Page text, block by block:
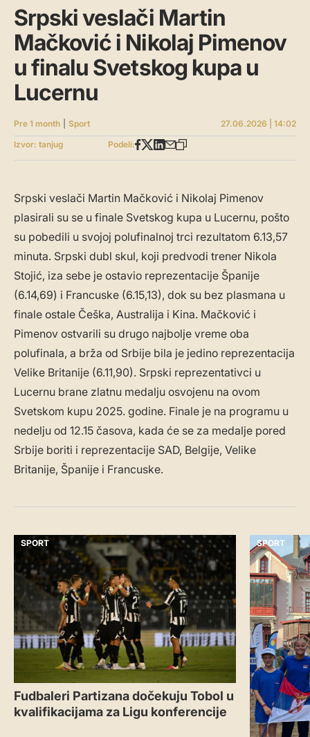
Srpski veslači Martin
Mačković i Nikolaj Pimenov
u finalu Svetskog kupa u
Lucernu
Pre 1 month Sport
27.06.2026 | 14:02
Izvor: tanjug
Podeli:
Srpski veslači Martin Mačković i Nikolaj Pimenov
plasirali su se u finale Svetskog kupa u Lucernu, pošto
su pobedili u svojoj polufinalnoj trci rezultatom 6.13,57
minuta. Srpski dubl skul, koji predvodi trener Nikola
Stojić, iza sebe je ostavio reprezentacije Španije
(6.14,69) i Francuske (6.15,13), dok su bez plasmana u
finale ostale Češka, Australija i Kina. Mačković i
Pimenov ostvarili su drugo najbolje vreme oba
polufinala, a brža od Srbije bila je jedino reprezentacija
Velike Britanije (6.11,90). Srpski reprezentativci u
Lucernu brane zlatnu medalju osvojenu na ovom
Svetskom kupu 2025. godine. Finale je na programu u
nedelju od 12.15 časova, kada će se za medalje pored
Srbije boriti i reprezentacije SAD, Belgije, Velike
Britanije, Španije i Francuske.
SPORT
Fudbaleri Partizana dočekuju Tobol u
kvalifikacijama za Ligu konferencije
SPORT